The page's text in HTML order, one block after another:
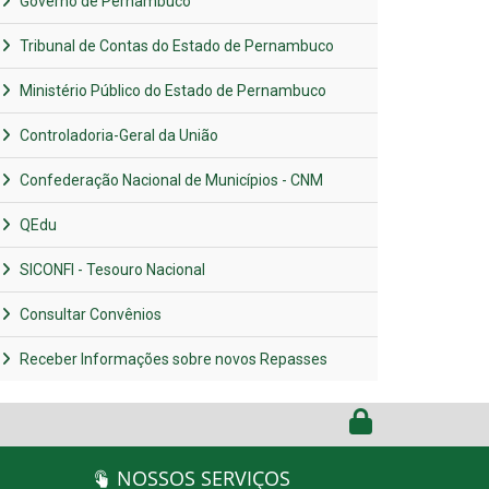
Tribunal de Contas do Estado de Pernambuco
Ministério Público do Estado de Pernambuco
Controladoria-Geral da União
Confederação Nacional de Municípios - CNM
QEdu
SICONFI - Tesouro Nacional
Consultar Convênios
Receber Informações sobre novos Repasses
NOSSOS SERVIÇOS